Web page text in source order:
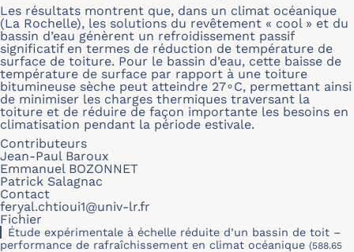
Les résultats montrent que, dans un climat océanique
(La Rochelle), les solutions du revêtement « cool » et du
bassin d’eau génèrent un refroidissement passif
significatif en termes de réduction de température de
surface de toiture. Pour le bassin d’eau, cette baisse de
température de surface par rapport à une toiture
bitumineuse sèche peut atteindre 27∘C, permettant ainsi
de minimiser les charges thermiques traversant la
toiture et de réduire de façon importante les besoins en
climatisation pendant la période estivale.
Contributeurs
Jean-Paul Baroux
Emmanuel BOZONNET
Patrick Salagnac
Contact
feryal.chtioui1@univ-lr.fr
Fichier
Étude expérimentale à échelle réduite d’un bassin de toit –
performance de rafraîchissement en climat océanique (588.65